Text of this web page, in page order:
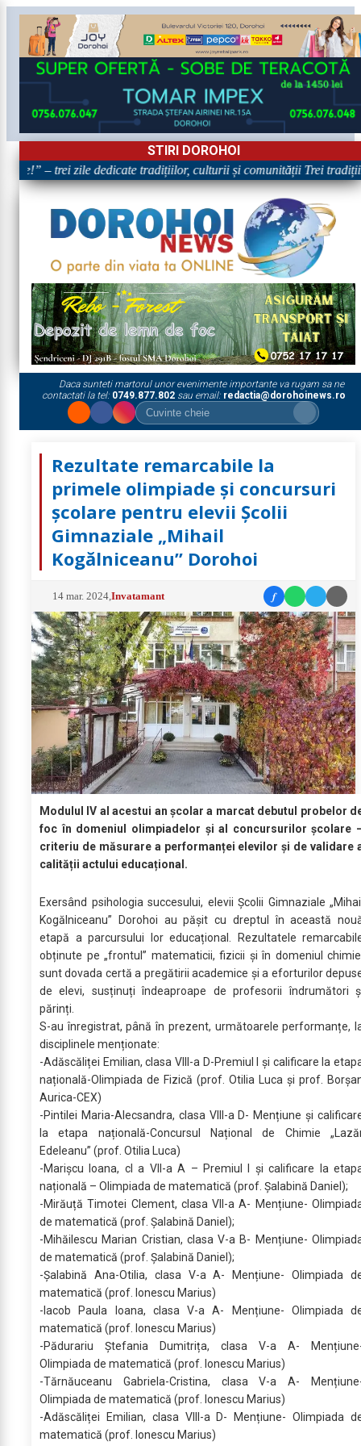
STIRI DOROHOI
– trei zile dedicate tradițiilor, culturii și comunității Trei tradiții.
Daca sunteti martorul unor evenimente importante va rugam sa ne
contactati la tel: 0749.877.802sau email: redactia@dorohoinews.ro
Rezultate remarcabile la
primele olimpiade și concursuri
școlare pentru elevii Școlii
Gimnaziale „Mihail
Kogălniceanu” Dorohoi
14 mar. 2024 ,Invatamant f
Modulul IV al acestui an școlar a marcat debutul probelor
foc în domeniul olimpiadelor și al concursurilor școlare
criteriu de măsurare a performanței elevilor și de validare
calității actului educațional.
Exersând psihologia succesului, elevii Școlii Gimnaziale
Kogălniceanu” Dorohoi au pășit cu dreptul în această
etapă a parcursului lor educațional. Rezultatele
obținute pe „frontul” matematicii, fizicii și în domeniul
sunt dovada certă a pregătirii academice și a eforturilor
de elevi, susținuți îndeaproape de profesorii îndrumători
părinți.
S-au înregistrat, până în prezent, următoarele performanțe,
disciplinele menționate:
-Adăscăliței Emilian, clasa VIII-a D-Premiul I și calificare la
națională-Olimpiada de Fizică (prof. Otilia Luca și prof.
Aurica-CEX)
-Pintilei Maria-Alecsandra, clasa VIII-a D- Mențiune și
la etapa națională-Concursul Național de Chimie
Edeleanu” (prof. Otilia Luca)
-Marișcu Ioana, cl a VII-a A – Premiul I și calificare la
națională – Olimpiada de matematică (prof. Șalabină Daniel);
-Mirăuță Timotei Clement, clasa VII-a A- Mențiune-
de matematică (prof. Șalabină Daniel);
-Mihăilescu Marian Cristian, clasa V-a B- Mențiune-
de matematică (prof. Șalabină Daniel);
-Șalabină Ana-Otilia, clasa V-a A- Mențiune- Olimpiada
matematică (prof. Ionescu Marius)
-Iacob Paula Ioana, clasa V-a A- Mențiune- Olimpiada
matematică (prof. Ionescu Marius)
-Pădurariu Ștefania Dumitrița, clasa V-a A-
Olimpiada de matematică (prof. Ionescu Marius)
-Tărnăuceanu Gabriela-Cristina, clasa V-a A-
Olimpiada de matematică (prof. Ionescu Marius)
-Adăscăliței Emilian, clasa VIII-a D- Mențiune- Olimpiada
matematică (prof. Ionescu Marius)